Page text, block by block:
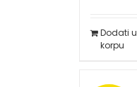
Dodati u
korpu